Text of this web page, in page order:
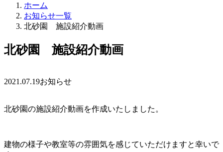
ホーム
お知らせ一覧
北砂園 施設紹介動画
北砂園 施設紹介動画
2021.07.19お知らせ
北砂園の施設紹介動画を作成いたしました。
建物の様子や教室等の雰囲気を感じていただけますと幸いで